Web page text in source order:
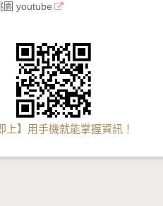
園 youtube
上】用手機就能掌握資訊！